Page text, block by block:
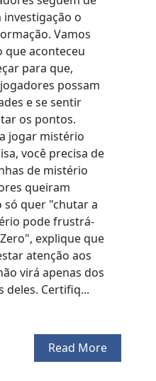
investigação o
Vamos
que aconteceu
para que,
possam
e se sentir
os pontos.
jogar mistério
você precisa de
de mistério
queiram
só quer "chutar a
pode frustrá-
explique que
atenção aos
virá apenas dos
deles. Certifiq...
Read More